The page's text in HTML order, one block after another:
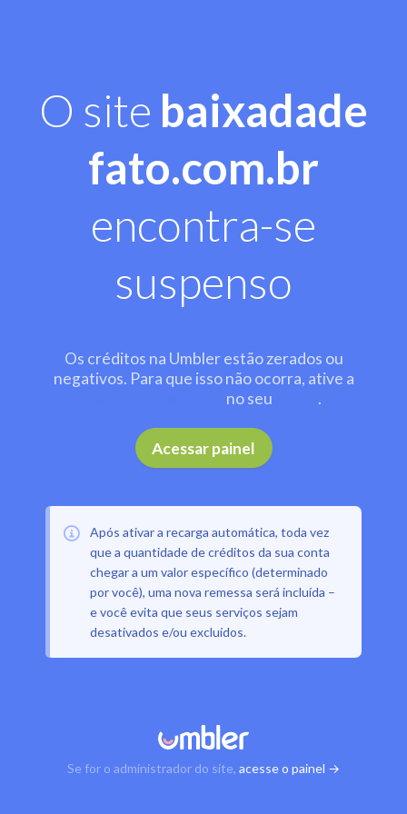
O site baixadade
fato.com.br
encontra-se
suspenso
Os créditos na Umbler estão zerados ou
negativos. Para que isso não ocorra, ative a
no seu .
Acessar painel
Após ativar a recarga automática, toda vez
que a quantidade de créditos da sua conta
chegar a um valor específico (determinado
por você), uma nova remessa será incluída –
e você evita que seus serviços sejam
desativados e/ou excluídos.
Se for o administrador do site, acesse o painel →